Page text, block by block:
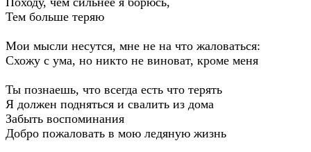
Тем больше теряю
Мои мысли несутся, мне не на что жаловаться:
Схожу с ума, но никто не виноват, кроме меня
Ты познаешь, что всегда есть что терять
Я должен подняться и свалить из дома
Забыть воспоминания
Добро пожаловать в мою ледяную жизнь